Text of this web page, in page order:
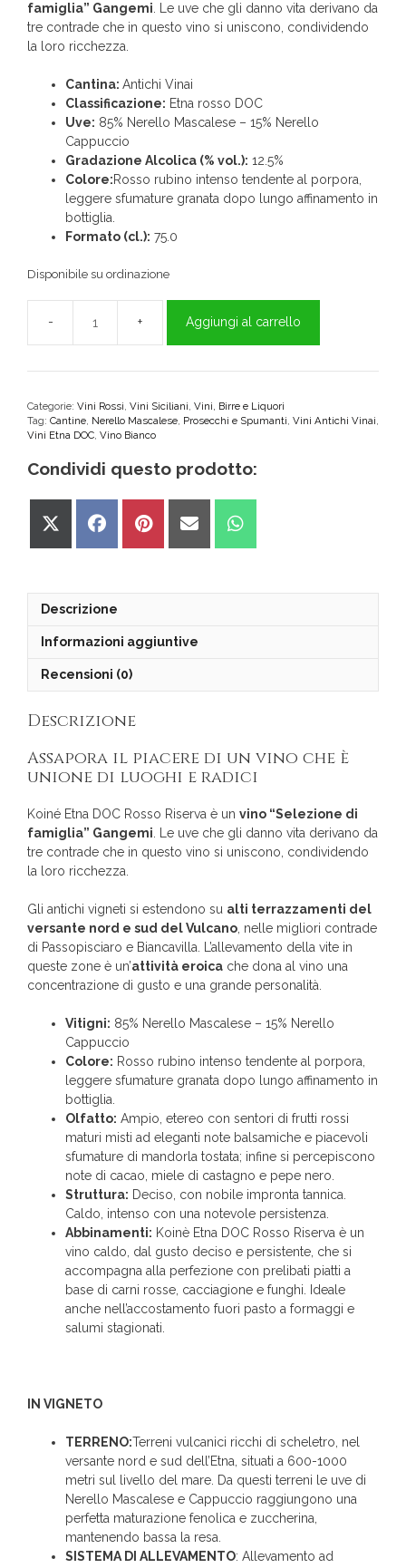
famiglia” Gangemi . Le uve che gli danno vita derivano da
tre contrade che in questo vino si uniscono, condividendo
la loro ricchezza.
Cantina: Antichi Vinai
Classificazione: Etna rosso DOC
Uve: 85% Nerello Mascalese – 15% Nerello
Cappuccio
Gradazione Alcolica (% vol.): 12.5%
Colore:Rosso rubino intenso tendente al porpora,
leggere sfumature granata dopo lungo affinamento in
bottiglia.
Formato (cl.): 75.0
Disponibile su ordinazione
KOINÈ
ETNA
DOC
RISERVA
quantità
Aggiungi al carrello
Categorie: Vini Rossi, Vini Siciliani, Vini, Birre e Liquori
Tag: Cantine, Nerello Mascalese, Prosecchi e Spumanti, Vini Antichi Vinai,
Vini Etna DOC, Vino Bianco
Condividi questo prodotto:
Share
Share
Share
Share
Share
Descrizione
Informazioni aggiuntive
Recensioni (0)
Descrizione
Assapora il piacere di un vino che è
unione di luoghi e radici
Koiné Etna DOC Rosso Riserva è un vino “Selezione di
famiglia” Gangemi. Le uve che gli danno vita derivano da
tre contrade che in questo vino si uniscono, condividendo
la loro ricchezza.
Gli antichi vigneti si estendono su alti terrazzamenti del
versante nord e sud del Vulcano, nelle migliori contrade
di Passopisciaro e Biancavilla. L’allevamento della vite in
queste zone è un’attività eroica che dona al vino una
concentrazione di gusto e una grande personalità.
Vitigni: 85% Nerello Mascalese – 15% Nerello
Cappuccio
Colore: Rosso rubino intenso tendente al porpora,
leggere sfumature granata dopo lungo affinamento in
bottiglia.
Olfatto: Ampio, etereo con sentori di frutti rossi
maturi misti ad eleganti note balsamiche e piacevoli
sfumature di mandorla tostata; infine si percepiscono
note di cacao, miele di castagno e pepe nero.
Struttura: Deciso, con nobile impronta tannica.
Caldo, intenso con una notevole persistenza.
Abbinamenti: Koinè Etna DOC Rosso Riserva è un
vino caldo, dal gusto deciso e persistente, che si
accompagna alla perfezione con prelibati piatti a
base di carni rosse, cacciagione e funghi. Ideale
anche nell’accostamento fuori pasto a formaggi e
salumi stagionati.
IN VIGNETO
TERRENO:Terreni vulcanici ricchi di scheletro, nel
versante nord e sud dell’Etna, situati a 600-1000
metri sul livello del mare. Da questi terreni le uve di
Nerello Mascalese e Cappuccio raggiungono una
perfetta maturazione fenolica e zuccherina,
mantenendo bassa la resa.
SISTEMA DI ALLEVAMENTO: Allevamento ad